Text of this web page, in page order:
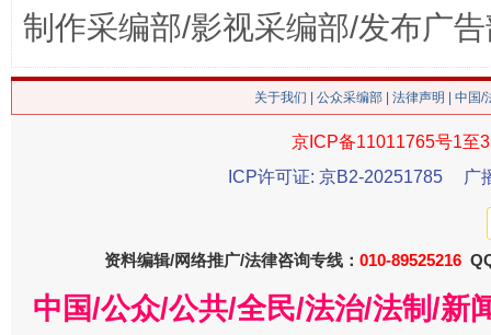
“刷贴”乱象丛生
生
制作采编部/影视采编部/发布广
关于我们 公众采编部 法律声明 | 中国
京ICP备11011765号1至
ICP许可证: 京B2-20251785
广
资料编辑/网络推广/法律咨询专线： 010-89525216
中国/公众/公共/全民/法治/法制/新